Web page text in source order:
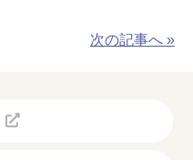
次の記事へ »